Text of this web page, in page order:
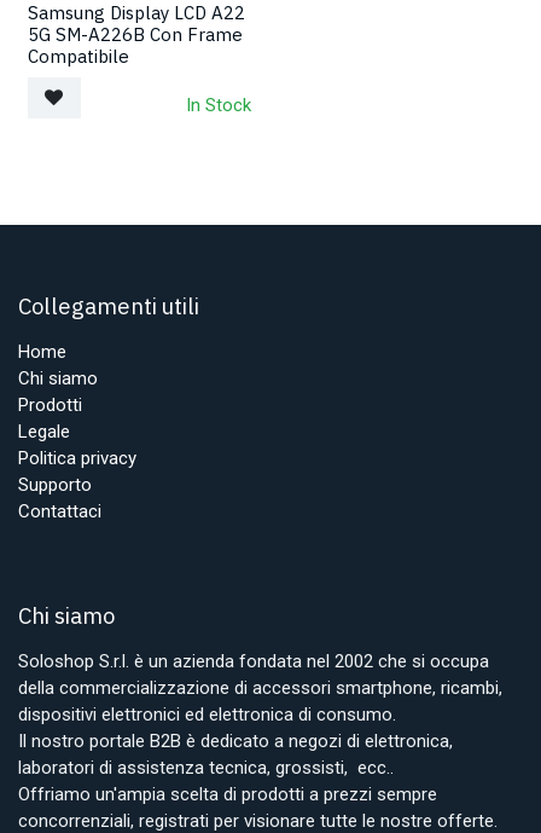
Samsung Display LCD A22
5G SM-A226B Con Frame
Compatibile
In Stock
Collegamenti utili
Home
Chi siamo
Prodotti
Legale
Politica privacy
Supporto
Contattaci
Chi siamo
Soloshop S.r.l. è un azienda fondata nel 2002 che si occupa
della commercializzazione di accessori smartphone, ricambi,
dispositivi elettronici ed elettronica di consumo.
Il nostro portale B2B è dedicato a negozi di elettronica,
laboratori di assistenza tecnica, grossisti, ecc..
Offriamo un'ampia scelta di prodotti a prezzi sempre
concorrenziali, registrati per visionare tutte le nostre offerte.